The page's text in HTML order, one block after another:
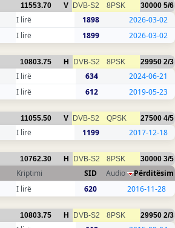
11553.70 V DVB-S2 8PSK 30000 5/6
I lirë 1898
2026-03-02
I lirë 1899 2026-03-02
10803.75 H DVB-S2 8PSK 29950 2/3
I lirë 634
2024-06-21
I lirë 612 2019-05-23
11055.50 V DVB-S2 QPSK 27500 4/5
I lirë 1199 2017-12-18
10762.30 H DVB-S2 8PSK 30000 3/5
Kriptimi SID Audio
Përditësim
I lirë 620 2016-11-28
10803.75 H DVB-S2 8PSK 29950 2/3